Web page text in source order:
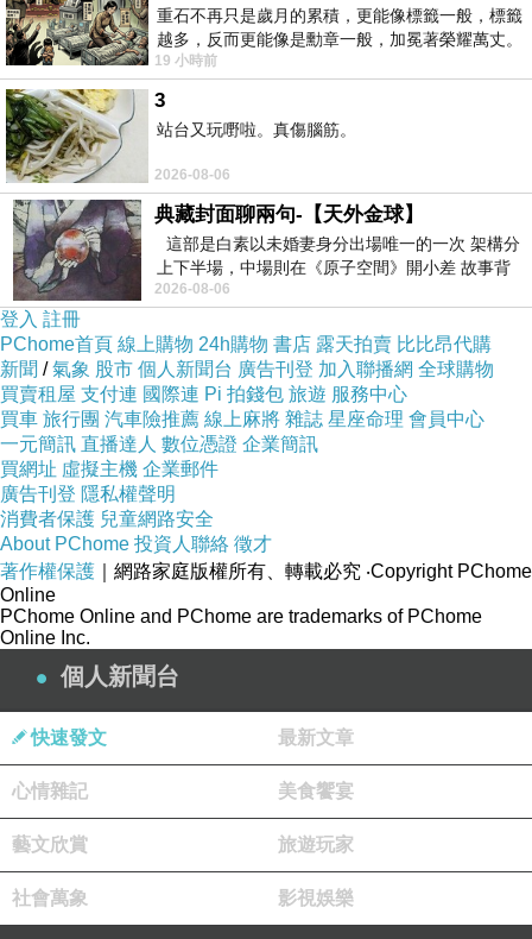
重石不再只是歲月的累積，更能像標籤一般，標籤
越多，反而更能像是勳章一般，加冕著榮耀萬丈。
習慣一如縱容，成了再難輕輕放下的罪證
19 小時前
3
站台又玩嘢啦。真傷腦筋。
2026-08-06
典藏封面聊兩句-【天外金球】
這部是白素以未婚妻身分出場唯一的一次 架構分
上下半場，中場則在《原子空間》開小差 故事背
景影射西藏境外流亡 地下組織
2026-08-06
登入 註冊
PChome首頁 線上購物 24h購物 書店 露天拍賣 比比昂代購
新聞 /氣象 股市 個人新聞台 廣告刊登 加入聯播網 全球購物
買賣租屋 支付連 國際連 Pi 拍錢包 旅遊 服務中心
買車 旅行團 汽車險推薦 線上麻將 雜誌 星座命理 會員中心
一元簡訊 直播達人 數位憑證 企業簡訊
買網址 虛擬主機 企業郵件
廣告刊登 隱私權聲明
消費者保護 兒童網路安全
About PChome 投資人聯絡 徵才
著作權保護 ｜網路家庭版權所有、轉載必究 ‧Copyright PChome
Online
PChome Online and PChome are trademarks of PChome
Online Inc.
個人新聞台
快速發文 最新文章
心情雜記 美食饗宴
藝文欣賞 旅遊玩家
社會萬象 影視娛樂